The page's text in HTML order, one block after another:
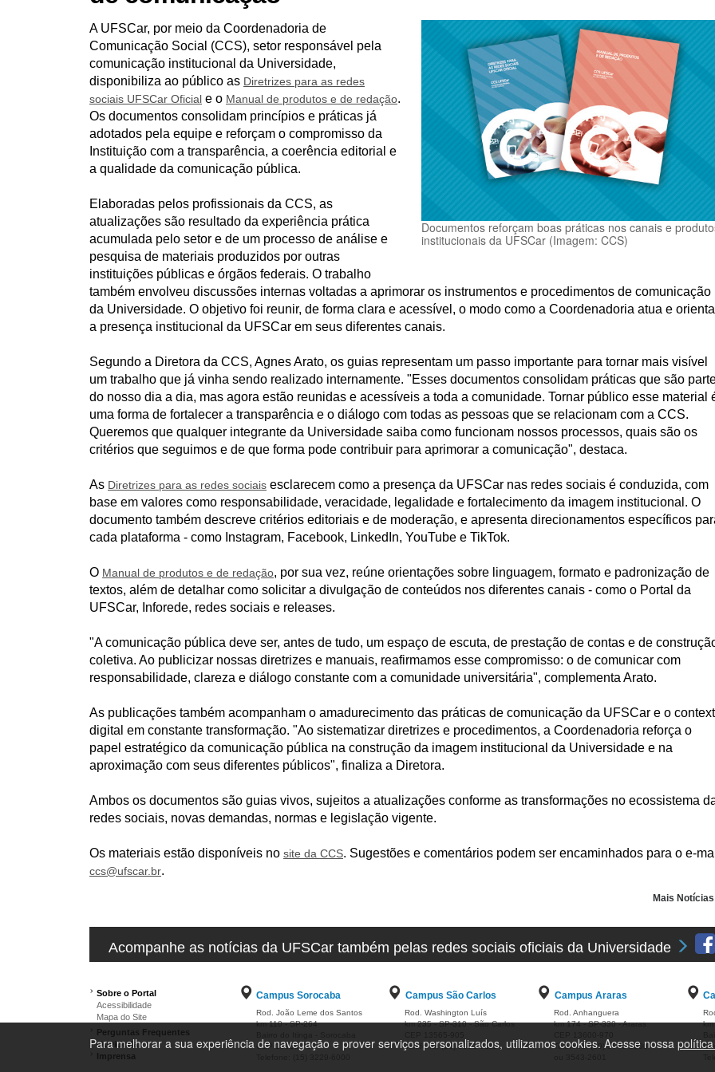
Para melhorar a sua experiência de navegação e prover serviços personalizados, utilizamos cookies. Acesse nossa
i
:
Documentos reforçam boas práticas nos canais e
institucionais da UFSCar (Imagem: CCS)
A UFSCar, por meio da Coordenadoria de
Comunicação Social (CCS), setor responsável pela
comunicação institucional da Universidade,
disponibiliza ao público as Diretrizes para as redes
sociais UFSCar Oficial e o Manual de produtos e de redação.
Os documentos consolidam princípios e práticas já
adotados pela equipe e reforçam o compromisso da
Instituição com a transparência, a coerência editorial e
a qualidade da comunicação pública.
Elaboradas pelos profissionais da CCS, as
atualizações são resultado da experiência prática
acumulada pelo setor e de um processo de análise e
pesquisa de materiais produzidos por outras
instituições públicas e órgãos federais. O trabalho
também envolveu discussões internas voltadas a aprimorar os instrumentos e procedimentos de comunicação
da Universidade. O objetivo foi reunir, de forma clara e acessível, o modo como a Coordenadoria atua e orienta
a presença institucional da UFSCar em seus diferentes canais.
Segundo a Diretora da CCS, Agnes Arato, os guias representam um passo importante para tornar mais visível
um trabalho que já vinha sendo realizado internamente. "Esses documentos consolidam práticas que são
do nosso dia a dia, mas agora estão reunidas e acessíveis a toda a comunidade. Tornar público esse material
uma forma de fortalecer a transparência e o diálogo com todas as pessoas que se relacionam com a CCS.
Queremos que qualquer integrante da Universidade saiba como funcionam nossos processos, quais são os
critérios que seguimos e de que forma pode contribuir para aprimorar a comunicação", destaca.
As Diretrizes para as redes sociais esclarecem como a presença da UFSCar nas redes sociais é conduzida, com
base em valores como responsabilidade, veracidade, legalidade e fortalecimento da imagem institucional. O
documento também descreve critérios editoriais e de moderação, e apresenta direcionamentos específicos
cada plataforma - como Instagram, Facebook, LinkedIn, YouTube e TikTok.
O Manual de produtos e de redação, por sua vez, reúne orientações sobre linguagem, formato e padronização de
textos, além de detalhar como solicitar a divulgação de conteúdos nos diferentes canais - como o Portal da
UFSCar, Inforede, redes sociais e releases.
"A comunicação pública deve ser, antes de tudo, um espaço de escuta, de prestação de contas e de
coletiva. Ao publicizar nossas diretrizes e manuais, reafirmamos esse compromisso: o de comunicar com
responsabilidade, clareza e diálogo constante com a comunidade universitária", complementa Arato.
As publicações também acompanham o amadurecimento das práticas de comunicação da UFSCar e o
digital em constante transformação. "Ao sistematizar diretrizes e procedimentos, a Coordenadoria reforça o
papel estratégico da comunicação pública na construção da imagem institucional da Universidade e na
aproximação com seus diferentes públicos", finaliza a Diretora.
Ambos os documentos são guias vivos, sujeitos a atualizações conforme as transformações no ecossistema
redes sociais, novas demandas, normas e legislação vigente.
Os materiais estão disponíveis no site da CCS. Sugestões e comentários podem ser encaminhados para o e-
ccs@ufscar.br.
Mais
Acompanhe as notícias da UFSCar também pelas redes sociais oficiais da Universidade
Sobre o Portal
Acessibilidade
Mapa do Site
Perguntas Frequentes
Ouvidoria
Imprensa
Campus Sorocaba
Rod. João Leme dos Santos
km 110 - SP-264
CEP 18052-780
Campus São Carlos
Rod. Washington Luís
km 235 - SP-310 - São Carlos
Telefone: (16) 3351-8111
Campus Araras
Rod. Anhanguera
km 174 - SP-330 - Araras
Telefone: (19) 3543-2600
km